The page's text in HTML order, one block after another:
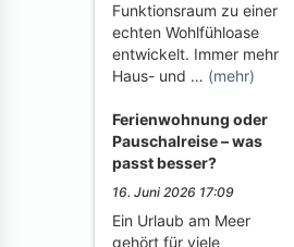
Funktionsraum zu einer
echten Wohlfühloase
entwickelt. Immer mehr
Haus- und … (mehr)
Ferienwohnung oder
Pauschalreise – was
passt besser?
16. Juni 2026 17:09
Ein Urlaub am Meer
gehört für viele